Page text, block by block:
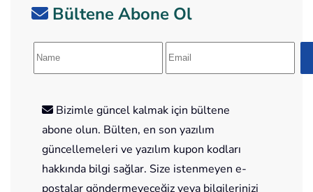
Bültene Abone Ol
Bizimle güncel kalmak için bültene
abone olun. Bülten, en son yazılım
güncellemeleri ve yazılım kupon kodları
hakkında bilgi sağlar. Size istenmeyen e-
postalar göndermeyeceğiz veya bilgilerinizi